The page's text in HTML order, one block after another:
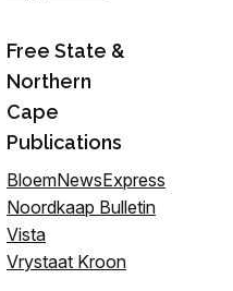
Free State &
Northern
Cape
Publications
BloemNewsExpress
Noordkaap Bulletin
Vista
Vrystaat Kroon